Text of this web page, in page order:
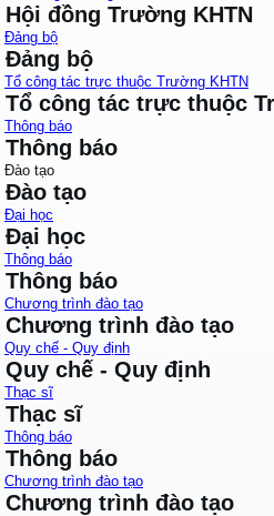
Hội đồng Trường KHTN
Đảng bộ
Đảng bộ
Tổ công tác trực thuộc Trường KHTN
Tổ công tác trực thuộc
Thông báo
Thông báo
Đào tạo
Đào tạo
Đại học
Đại học
Thông báo
Thông báo
Chương trình đào tạo
Chương trình đào tạo
Quy chế - Quy định
Quy chế - Quy định
Thạc sĩ
Thạc sĩ
Thông báo
Thông báo
Chương trình đào tạo
Chương trình đào tạo